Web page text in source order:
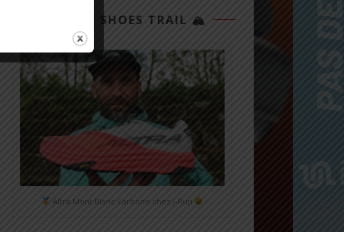
TOP 3 SHOES TRAIL 🏔
Altra Mont Blanc Carbone chez i-Run